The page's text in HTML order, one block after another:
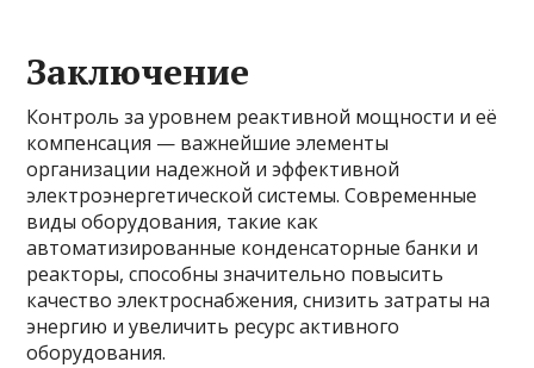
Заключение
Контроль за уровнем реактивной мощности и её
компенсация — важнейшие элементы
организации надежной и эффективной
электроэнергетической системы. Современные
виды оборудования, такие как
автоматизированные конденсаторные банки и
реакторы, способны значительно повысить
качество электроснабжения, снизить затраты на
энергию и увеличить ресурс активного
оборудования.